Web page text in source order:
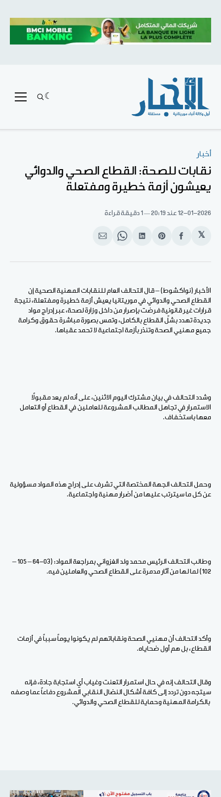
أخبار
نقابات للصحة: القطاع الصحي والدوائي
يعيشون أزمة خطيرة ومفتعلة
12-01-2026 عند 20:19 1 دقيقة قراءة
𝕏
انشر
الفيسبوك
Share
Pinterest
انشر
لينكد
Share
WhatsApp
انشر
الإيميل
الأخبار (نواكشوط) – قال التحالف العام للنقابات المهنية الصحية إن
القطاع الصحي والدوائي في موريتانيا يعيش أزمة خطيرة ومفتعلة، نتيجة
قرارات غير قانونية فرضت بإصرار من داخل وزارة لصحة، عبر إدراج مواد
جديدة تهدد بشلّ القطاع بالكامل، وتمس بصورة مباشرة حقوق وكرامة
جميع مهنيي الصحة وتنذر بأزمة اجتماعية لا تحمد عقباها.
وشدد التحالف في بيان مشترك اليوم الاثنين، على أنه لم يعد مقبولاً
الاستمرار في تجاهل المطالب المشروعة للعاملين في القطاع أو التعامل
معها باستخفاف.
وحمل التحالف الجهة المختصة التي تشرف على إدراج هذه المواد مسؤولية
عن كل ما سيترتب عليها من أضرار مهنية واجتماعية.
وطالب التحالف الرئيس محمد ولد الغزواني بمراجعة المواد: (03-64 – 105 –
102) لما لها من آثار مدمرة على القطاع الصحي والعاملين فيه.
وأكد التحالف أن مهنيي الصحة ونقاباتهم لم يكونوا يوماً سبباً في أزمات
القطاع، بل هم أول ضحاياه.
وقال التحالف إنه في حال استمرار التعنت وغياب أي استجابة جادة، فإنه
سيتجه دون تردد إلى كافة أشكال النضال النقابي المشروع دفاعاً عما وصفه
بالكرامة المهنية وحماية للقطاع الصحي والدوائي.